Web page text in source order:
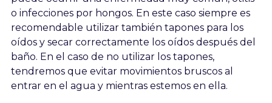
o infecciones por hongos. En este caso siempre es
recomendable utilizar también tapones para los
oídos y secar correctamente los oídos después del
baño. En el caso de no utilizar los tapones,
tendremos que evitar movimientos bruscos al
entrar en el agua y mientras estemos en ella.